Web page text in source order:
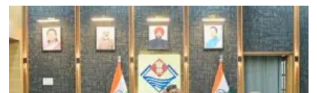
से
ही
है
आत्मिक
उन्नति:
साध्वी